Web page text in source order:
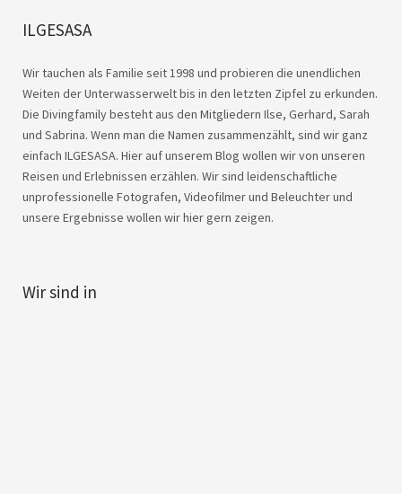
ILGESASA
Wir tauchen als Familie seit 1998 und probieren die unendlichen
Weiten der Unterwasserwelt bis in den letzten Zipfel zu erkunden.
Die Divingfamily besteht aus den Mitgliedern Ilse, Gerhard, Sarah
und Sabrina. Wenn man die Namen zusammenzählt, sind wir ganz
einfach ILGESASA. Hier auf unserem Blog wollen wir von unseren
Reisen und Erlebnissen erzählen. Wir sind leidenschaftliche
unprofessionelle Fotografen, Videofilmer und Beleuchter und
unsere Ergebnisse wollen wir hier gern zeigen.
Wir sind in